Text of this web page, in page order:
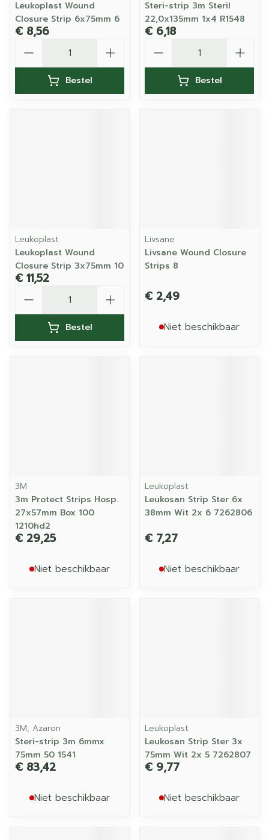
Leukoplast Wound
Closure Strip 6x75mm 6
€ 8,56
Bestel
Steri-strip 3m Steril
22,0x135mm 1x4 R1548
€ 6,18
Bestel
Leukoplast
Leukoplast Wound
Closure Strip 3x75mm 10
€ 11,52
Bestel
Livsane
Livsane Wound Closure
Strips 8
€ 2,49
Niet beschikbaar
3M
3m Protect Strips Hosp.
27x57mm Box 100
1210hd2
€ 29,25
Niet beschikbaar
Leukoplast
Leukosan Strip Ster 6x
38mm Wit 2x 6 7262806
€ 7,27
Niet beschikbaar
3M, Azaron
Steri-strip 3m 6mmx
75mm 50 1541
€ 83,42
Niet beschikbaar
Leukoplast
Leukosan Strip Ster 3x
75mm Wit 2x 5 7262807
€ 9,77
Niet beschikbaar